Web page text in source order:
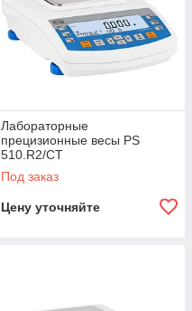
Лабораторные
прецизионные весы PS
510.R2/CT
Под заказ
Цену уточняйте